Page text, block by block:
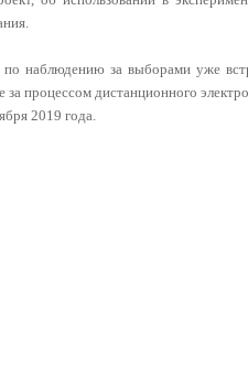
наблюдению за выборами уже
процессом дистанционного
2019 года.